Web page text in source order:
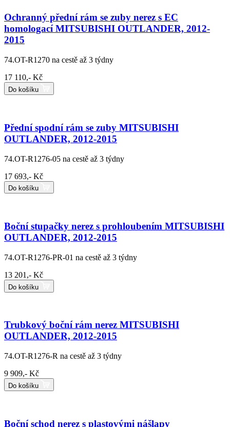
Ochranný přední rám se zuby nerez s EC
homologací MITSUBISHI OUTLANDER, 2012-
2015
74.OT-R1270 na cestě až 3 týdny
17 110,- Kč
Do košíku
Přední spodní rám se zuby MITSUBISHI
OUTLANDER, 2012-2015
74.OT-R1276-05 na cestě až 3 týdny
17 693,- Kč
Do košíku
Boční stupačky nerez s prohloubením MITSUBISHI
OUTLANDER, 2012-2015
74.OT-R1276-PR-01 na cestě až 3 týdny
13 201,- Kč
Do košíku
Trubkový boční rám nerez MITSUBISHI
OUTLANDER, 2012-2015
74.OT-R1276-R na cestě až 3 týdny
9 909,- Kč
Do košíku
Boční schod nerez s plastovými nášlapy